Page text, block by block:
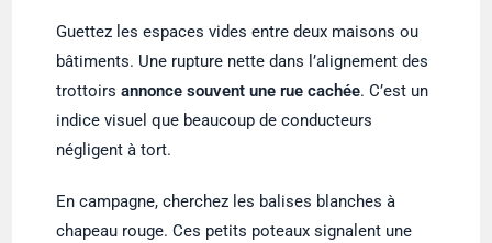
Guettez les espaces vides entre deux maisons ou
bâtiments. Une rupture nette dans l’alignement des
trottoirsannonce souvent une rue cachée. C’est un
indice visuel que beaucoup de conducteurs
négligent à tort.
En campagne, cherchez les balises blanches à
chapeau rouge. Ces petits poteaux signalent une